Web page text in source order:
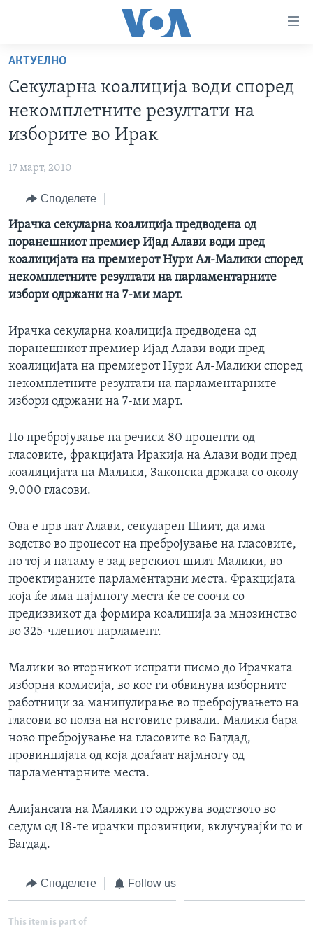
пристапност
Премини
на
главната
содржина
Премини
до
навигација
Пребарувај
РУБРИКИ
САД
СВЕТ
ЕКОНОМИЈА
ПОЛИТИКА
ЗДРАВЈЕ
НАУКА
УМЕТНОСТ И ЗАБАВА
ИНТЕРВЈУА
ФОТОГАЛЕРИИ
АРХИВИРАНА ПРОГРАМА
NEWSFLASH - АРХИВА
ВЕСТИ ОД САД ВО МИНУТА - АРХИВА
ИЗБОРИ ВО САД 2020 - АРХИВА
ЗА НАС
Learning English
НАКУСО...
АКТУЕЛНО
Секуларна коалиција води според
некомплетните резултати на
изборите во Ирак
17 март, 2010
Споделете
Ирачка секуларна коалиција предводена од
поранешниот премиер Ијад Алави води пред
коалицијата на премиерот Нури Ал-Малики според
некомплетните резултати на парламентарните
избори одржани на 7-ми март.
Ирачка секуларна коалиција предводена од
поранешниот премиер Ијад Алави води пред
коалицијата на премиерот Нури Ал-Малики според
некомплетните резултати на парламентарните
избори одржани на 7-ми март.
По пребројување на речиси 80 проценти од
гласовите, фракцијата Иракија на Алави води пред
коалицијата на Малики, Законска држава со околу
9.000 гласови.
Ова е прв пат Алави, секуларен Шиит, да има
водство во процесот на пребројување на гласовите,
но тој и натаму е зад верскиот шиит Малики, во
проектираните парламентарни места. Фракцијата
која ќе има најмногу места ќе се соочи со
предизвикот да формира коалиција за мнозинство
во 325-члениот парламент.
Малики во вторникот испрати писмо до Ирачката
изборна комисија, во кое ги обвинува изборните
работници за манипулирање во пребројувањето на
гласови во полза на неговите ривали. Малики бара
ново пребројување на гласовите во Багдад,
провинцијата од која доаѓаат најмногу од
парламентарните места.
Алијансата на Малики го одржува водството во
седум од 18-те ирачки провинции, вклучувајќи го и
Багдад.
Споделете Follow us
This item is part of